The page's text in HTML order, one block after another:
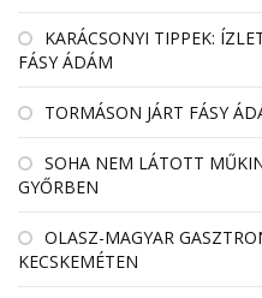
KARÁCSONYI TIPPEK:
FÁSY ÁDÁM
TORMÁSON JÁRT FÁSY
SOHA NEM LÁTOTT
GYŐRBEN
OLASZ-MAGYAR
KECSKEMÉTEN